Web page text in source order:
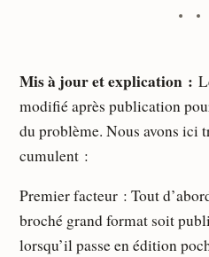
Mis à jour et explication :
modifié après publication
du problème. Nous avons ici
cumulent :
Premier facteur : Tout
broché grand format soit
lorsqu’il passe en édition